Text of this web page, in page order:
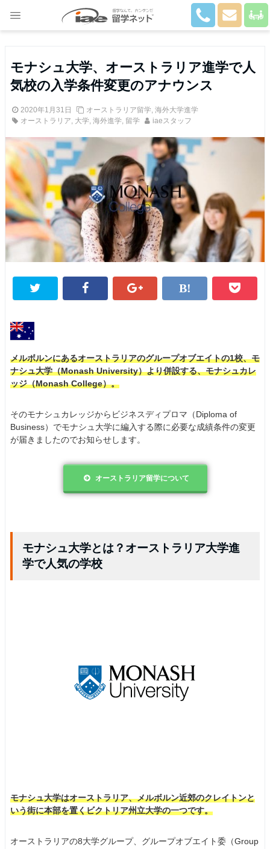
モナシュ大学、オーストラリア進学で人
気校の入学条件変更のアナウンス
2020年1月31日 オーストラリア留学, 海外大学進学
オーストラリア, 大学, 海外進学, 留学 iaeスタッフ
メルボルンにあるオーストラリアのグループオブエイトの1校、モ
ナシュ大学（Monash University）より併設する、モナシュカレ
ッジ（Monash College）。
そのモナシュカレッジからビジネスディプロマ（Diploma of
Business）でモナシュ大学に編入する際に必要な成績条件の変更
が届きましたのでお知らせします。
オーストラリア留学について
モナシュ大学とは？オーストラリア大学進
学で人気の学校
モナシュ大学はオーストラリア、メルボルン近郊のクレイトンと
いう街に本部を置くビクトリア州立大学の一つです。
オーストラリアの8大学グループ、グループオブエイト委（Group